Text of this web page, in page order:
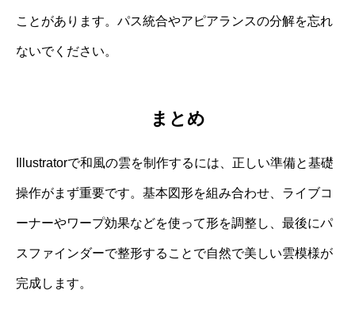
ことがあります。パス統合やアピアランスの分解を忘れ
ないでください。
まとめ
Illustratorで和風の雲を制作するには、正しい準備と基礎
操作がまず重要です。基本図形を組み合わせ、ライブコ
ーナーやワープ効果などを使って形を調整し、最後にパ
スファインダーで整形することで自然で美しい雲模様が
完成します。